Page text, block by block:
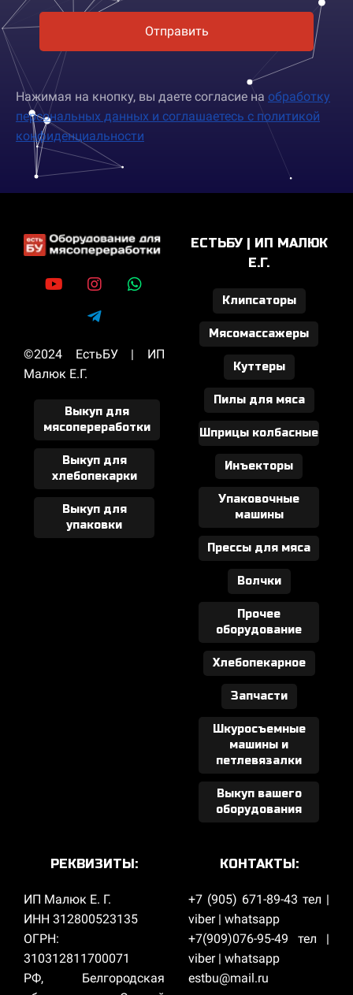
Отправить
Нажимая на кнопку, вы даете согласие на обработку
персональных данных и соглашаетесь c политикой
конфиденциальности
©2024 ЕстьБУ | ИП
Малюк Е.Г.
Выкуп для
мясопереработки
Выкуп для
хлебопекарки
Выкуп для
упаковки
ЕСТЬБУ | ИП МАЛЮК
Е.Г.
Клипсаторы
Мясомассажеры
Куттеры
Пилы для мяса
Шприцы колбасные
Инъекторы
Упаковочные
машины
Прессы для мяса
Волчки
Прочее
оборудование
Хлебопекарное
Запчасти
Шкуросъемные
машины и
петлевязалки
Выкуп вашего
оборудования
РЕКВИЗИТЫ:
ИП Малюк Е. Г.
ИНН 312800523135
ОГРН:
310312811700071
РФ, Белгородская
КОНТАКТЫ:
+7 (905) 671-89-43 тел |
viber | whatsapp
+7(909)076-95-49 тел |
viber | whatsapp
estbu@mail.ru